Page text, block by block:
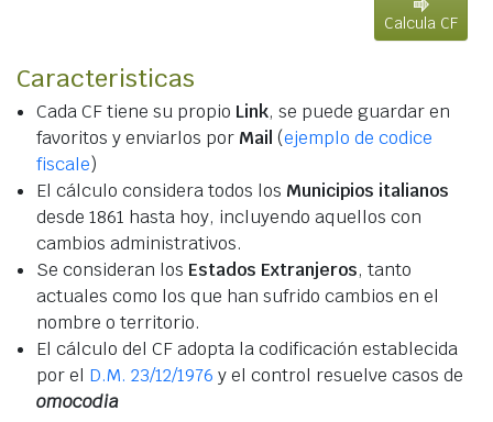
Calcula CF
Caracteristicas
Cada CF tiene su propio Link, se puede guardar en
favoritos y enviarlos por Mail (ejemplo de codice
fiscale)
El cálculo considera todos los Municipios italianos
desde 1861 hasta hoy, incluyendo aquellos con
cambios administrativos.
Se consideran los Estados Extranjeros, tanto
actuales como los que han sufrido cambios en el
nombre o territorio.
El cálculo del CF adopta la codificación establecida
por el D.M. 23/12/1976 y el control resuelve casos de
omocodia